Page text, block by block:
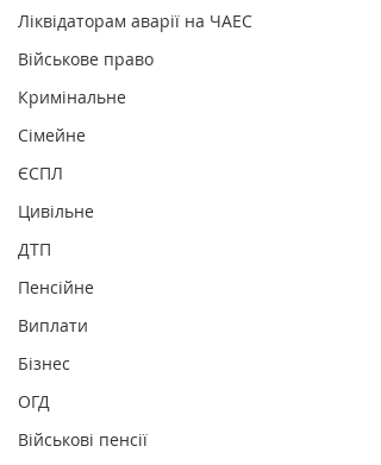
Ліквідаторам аварії на ЧАЕС
Військове право
Кримінальне
Сімейне
ЄСПЛ
Цивільне
ДТП
Пенсійне
Виплати
Бізнес
ОГД
Військові пенсії